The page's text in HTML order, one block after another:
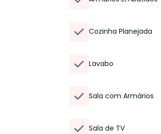
Cozinha Planejada
Lavabo
Sala com Armários
Sala de TV